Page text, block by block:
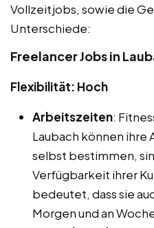
Vollzeitjobs, sowie die
Unterschiede:
Freelancer Jobs in
Flexibilität: Hoch
Arbeitszeiten:
Laubach können
selbst bestimmen,
Verfügbarkeit ihrer
bedeutet, dass sie
Morgen und an